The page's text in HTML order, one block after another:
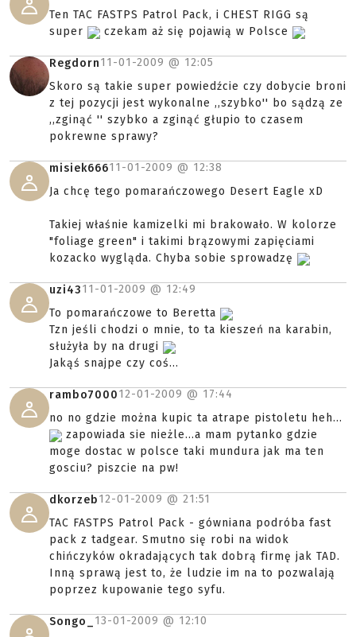
Ten TAC FASTPS Patrol Pack, i CHEST RIGG są
super
czekam aż się pojawią w Polsce
Regdorn11-01-2009 @ 12:05
Skoro są takie super powiedźcie czy dobycie broni
z tej pozycji jest wykonalne ,,szybko'' bo sądzą ze
,,zginąć '' szybko a zginąć głupio to czasem
pokrewne sprawy?
misiek66611-01-2009 @ 12:38
Ja chcę tego pomarańczowego Desert Eagle xD
Takiej właśnie kamizelki mi brakowało. W kolorze
"foliage green" i takimi brązowymi zapięciami
kozacko wygląda. Chyba sobie sprowadzę
uzi4311-01-2009 @ 12:49
To pomarańczowe to Beretta
Tzn jeśli chodzi o mnie, to ta kieszeń na karabin,
służyła by na drugi
Jakąś snajpe czy coś...
rambo700012-01-2009 @ 17:44
no no gdzie można kupic ta atrape pistoletu heh...
zapowiada sie nieżle...a mam pytanko gdzie
moge dostac w polsce taki mundura jak ma ten
gosciu? piszcie na pw!
dkorzeb12-01-2009 @ 21:51
TAC FASTPS Patrol Pack - gówniana podróba fast
pack z tadgear. Smutno się robi na widok
chińczyków okradających tak dobrą firmę jak TAD.
Inną sprawą jest to, że ludzie im na to pozwalają
poprzez kupowanie tego syfu.
Songo_ 13-01-2009 @ 12:10